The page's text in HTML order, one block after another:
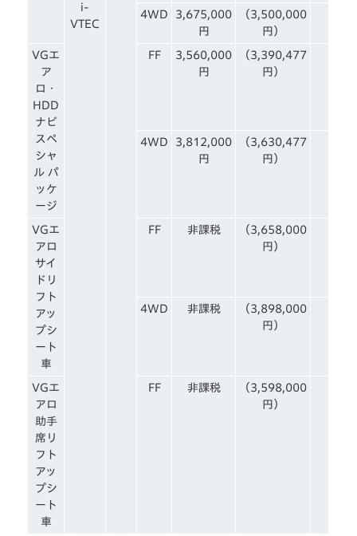
i-
VTEC
4WD
3,675,000
円
（3,500,000
円）
VGエ
ア
ロ・
HDD
ナビ
スペ
シャ
ル パ
ッケ
ージ
FF
3,560,000
円
（3,390,477
円）
4WD
3,812,000
円
（3,630,477
円）
VGエ
アロ
サイ
ドリ
フト
アッ
プシ
ート
車
FF 非課税
（3,658,000
円）
4WD 非課税
（3,898,000
円）
VGエ
アロ
助手
席リ
フト
アッ
プシ
ート
車
FF 非課税
（3,598,000
円）